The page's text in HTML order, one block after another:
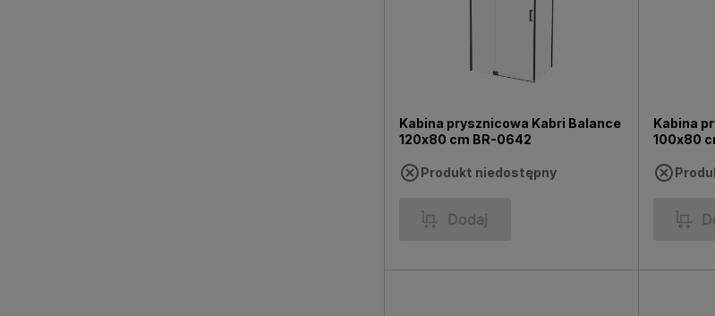
Kabina prysznicowa Kabri Balance
120x80 cm BR-0642
Produkt niedostępny
Dodaj
Kabina
100x80